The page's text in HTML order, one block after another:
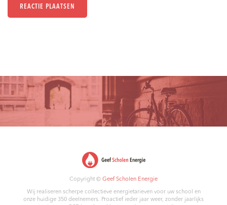
Copyright © Geef Scholen Energie
Wij realiseren scherpe collectieve energietarieven voor uw school en
onze huidige 350 deelnemers. Proactief ieder jaar weer, zonder jaarlijks